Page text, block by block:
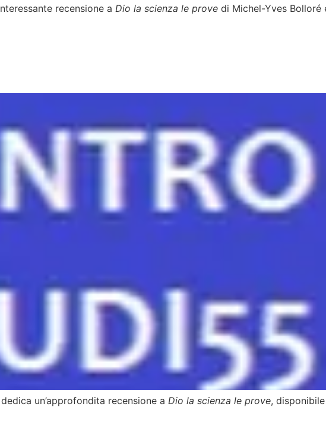
recensione a Dio la scienza le prove di Michel-Yves Bolloré
un’approfondita recensione a Dio la scienza le prove,